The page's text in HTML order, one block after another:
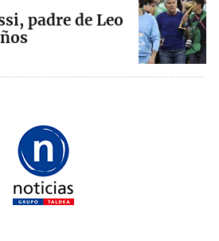
padre de Leo